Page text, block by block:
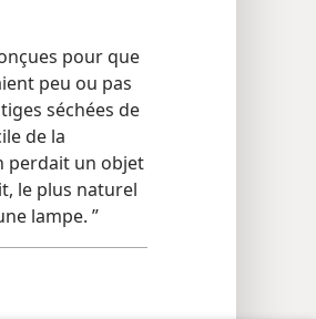
pour que
peu ou pas
séchées de
de la
perdait un objet
le plus naturel
lampe. ”